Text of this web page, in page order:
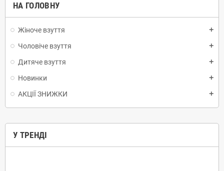
НА ГОЛОВНУ
Жіноче взуття add
Чоловіче взуття add
Дитяче взуття add
Новинки add
АКЦІЇ ЗНИЖКИ add
У ТРЕНДІ